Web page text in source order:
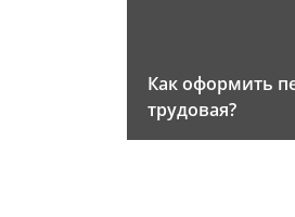
Как оформить
трудовая?